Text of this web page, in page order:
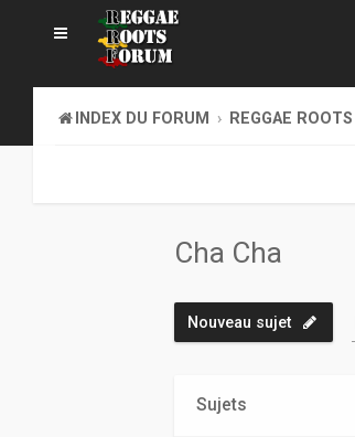
INDEX DU FORUM REGGAE
Cha Cha
Nouveau sujet
Sujets